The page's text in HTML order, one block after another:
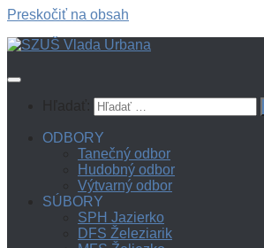
Preskočiť na obsah
ODBORY
Tanečný odbor
Hudobný odbor
Výtvarný odbor
SÚBORY
SPH Jazierko
DFS Železiarik